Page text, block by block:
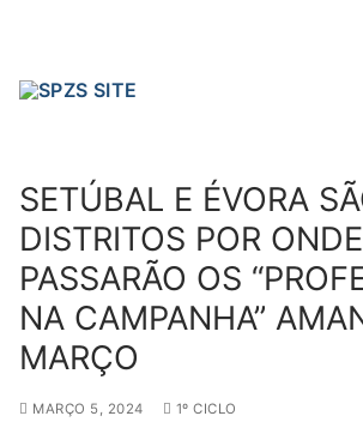
FENPROF CGTP-IN FRENTE COMUM
for:
SETÚBAL E ÉVORA
DISTRITOS POR ONDE
PASSARÃO OS
NA CAMPANHA”
MARÇO
MARÇO 5, 2024 1º CICLO